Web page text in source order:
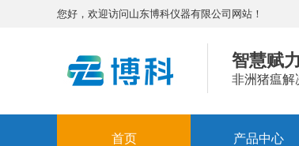
您好，欢迎访问山东博科仪器有限公司网站！
智慧赋
非洲猪瘟解
首页 产品中心